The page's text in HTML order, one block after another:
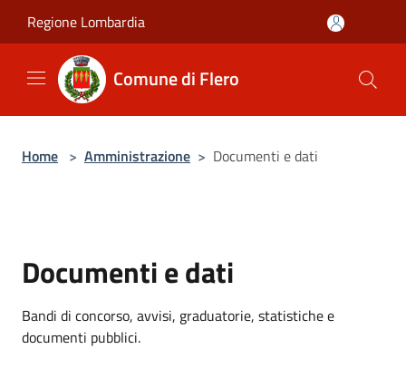
Regione Lombardia
Comune di Flero
Home > Amministrazione > Documenti e dati
Documenti e dati
Bandi di concorso, avvisi, graduatorie, statistiche e
documenti pubblici.